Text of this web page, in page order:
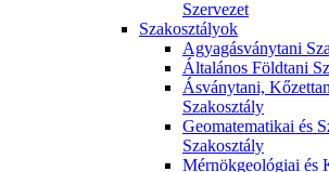
Szervezet
Szakosztályok
Agyagásványtani
Általános Földtani
Ásványtani,
Szakosztály
Geomatematikai és
Szakosztály
Mérnökgeológiai és